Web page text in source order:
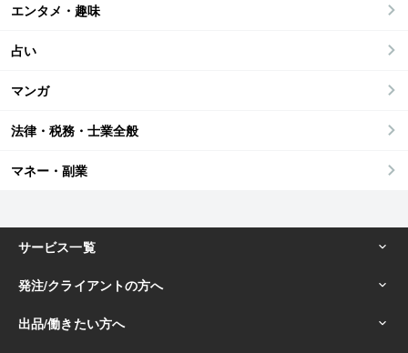
エンタメ・趣味
占い
マンガ
法律・税務・士業全般
マネー・副業